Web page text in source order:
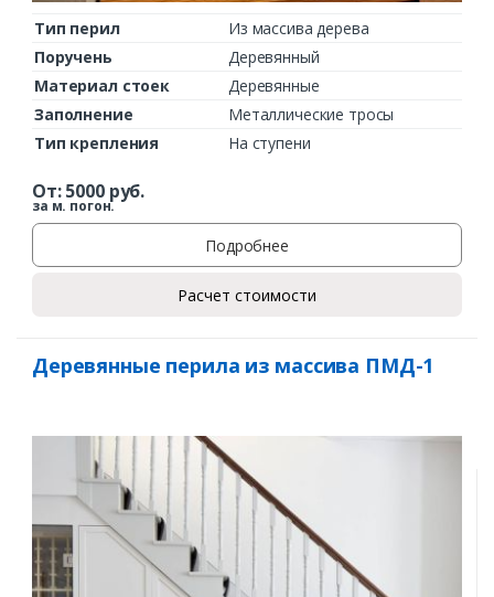
Тип перил
Из массива дерева
Поручень
Деревянный
Материал стоек
Деревянные
Заполнение
Металлические тросы
Тип крепления
На ступени
От:5000руб.
за м. погон.
Подробнее
Расчет стоимости
Деревянные перила из массива ПМД-1